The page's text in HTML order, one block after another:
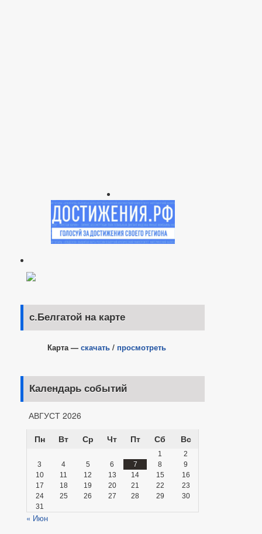
с.Белгатой на карте
Карта — скачать / просмотреть
Календарь событий
АВГУСТ 2026
Пн
Вт Ср Чт Пт Сб Вс
1
2
3
4 5 6 7 8
9
10
11 12 13 14 15
16
17
18 19 20 21 22
23
24
25 26 27 28 29
30
31
« Июн